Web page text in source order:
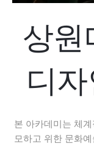
상원
디
본 아카데미는 체
모하고 위한 문화